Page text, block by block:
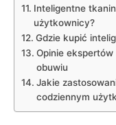
Inteligentne
użytkownicy?
Gdzie kupić
Opinie
obuwiu
Jakie
codziennym